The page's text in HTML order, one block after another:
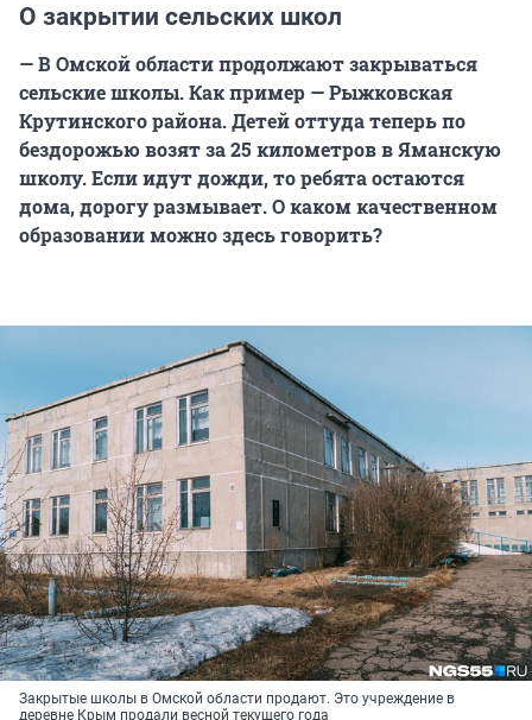
О закрытии сельских школ
— В Омской области продолжают закрываться
сельские школы. Как пример — Рыжковская
Крутинского района. Детей оттуда теперь по
бездорожью возят за 25 километров в Яманскую
школу. Если идут дожди, то ребята остаются
дома, дорогу размывает. О каком качественном
образовании можно здесь говорить?
Закрытые школы в Омской области продают. Это учреждение в
деревне Крым продали весной текущего года